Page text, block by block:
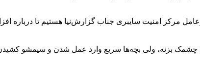
مرکز امنیت سایبری جناب گزارش‌نیا هستیم تا درباره
چشمک بزنه، ولی بچه‌ها سریع وارد عمل شدن و سیمشو